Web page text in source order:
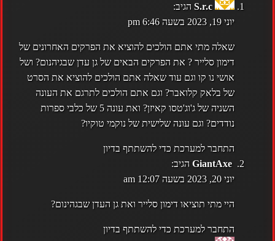
S.r.c הגיב:
יוני 19, 2023 בשעה 6:46 pm
שאלה מתי אתם הולכים להוציא את הפרקים האחרונים של
דימון סלייר ? את הפרקים הבאים של גן עדן שבגיהנום? ושל
אושי נו קו וגם עוד שאלה אתם הולכים להוציא את הסרט
של בלאק קלואבר? וגם אתם הולכים לתרגם את העונה
השניה של ג'וג'טסו קאיזן? ואת עונה 5 של כלבי ספרות
נודדים? וגם עונה שלישית של נוקמי טוקיו?
התחבר למערכת כדי להשתתף בדיון
GiantAxe הגיב:
יוני 20, 2023 בשעה 12:07 am
היי מתי תוציאו דימון סלייר ואת גן העדן שבגהינום?
התחבר למערכת כדי להשתתף בדיון